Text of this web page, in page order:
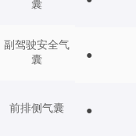
囊
副驾驶安全气
囊
前排侧气囊
●
●